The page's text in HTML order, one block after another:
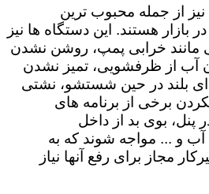
از جمله محبوب ترین
هستند. این دستگاه ها نیز
مانند خرابی پمپ، روشن نشدن
آب از ظرفشویی، تمیز نشدن
بلند در حین شستشو، نشتی
برخی از برنامه های
بوی بد از داخل
و ... مواجه شوند که به
مجاز برای رفع آنها نیاز